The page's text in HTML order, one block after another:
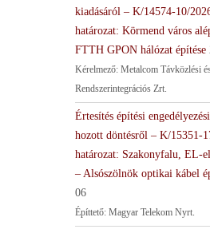
kiadásáról – K/14574-10/
határozat: Körmend város
FTTH GPON hálózat építése
Kérelmező: Metalcom Távközlési
Rendszerintegrációs Zrt.
Értesítés építési
hozott döntésről – K/15351-
határozat: Szakonyfalu, EL-
– Alsószölnök optikai kábel
06
Építtető: Magyar Telekom Nyrt.